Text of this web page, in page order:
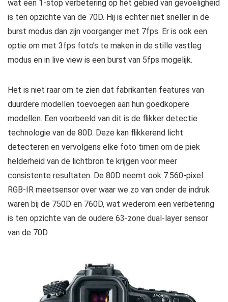
wat een 1-stop verbetering op het gebied van gevoeligheid
is ten opzichte van de 70D. Hij is echter niet sneller in de
burst modus dan zijn voorganger met 7fps. Er is ook een
optie om met 3fps foto’s te maken in de stille vastleg
modus en in live view is een burst van 5fps mogelijk.
Het is niet raar om te zien dat fabrikanten features van
duurdere modellen toevoegen aan hun goedkopere
modellen. Een voorbeeld van dit is de flikker detectie
technologie van de 80D. Deze kan flikkerend licht
detecteren en vervolgens elke foto timen om de piek
helderheid van de lichtbron te krijgen voor meer
consistente resultaten. De 80D neemt ook 7.560-pixel
RGB-IR meetsensor over waar we zo van onder de indruk
waren bij de 750D en 760D, wat wederom een verbetering
is ten opzichte van de oudere 63-zone dual-layer sensor
van de 70D.